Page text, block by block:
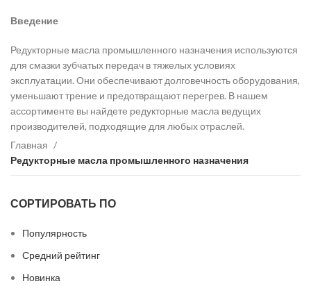
Введение
Редукторные масла промышленного назначения используются
для смазки зубчатых передач в тяжелых условиях
эксплуатации. Они обеспечивают долговечность оборудования,
уменьшают трение и предотвращают перегрев. В нашем
ассортименте вы найдете редукторные масла ведущих
производителей, подходящие для любых отраслей.
Главная
Редукторные масла промышленного назначения
СОРТИРОВАТЬ ПО
Популярность
Средний рейтинг
Новинка